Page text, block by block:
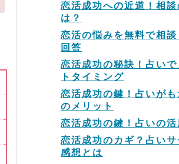
恋活成功への近道！相談
は？
恋活の悩みを無料で相
回答
恋活成功の秘訣！占いで
トタイミング
恋活成功の鍵！占いが
のメリット
恋活成功の鍵！占いの
恋活成功のカギ？占いサ
感想とは